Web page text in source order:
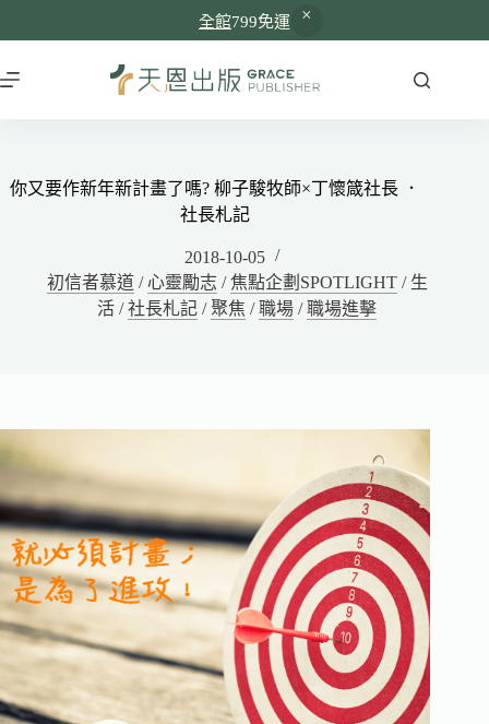
全館799免運
你又要作新年新計畫了嗎? 柳子駿牧師×丁懷箴社長 ．
社長札記
2018-10-05
初信者慕道/ 心靈勵志/焦點企劃SPOTLIGHT/ 生
活 /社長札記 /聚焦 /職場 /職場進擊